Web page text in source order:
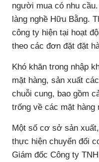
người mua có nhu
làng nghề Hữu Bằng.
công ty hiện tại hoạt
theo các đơn đặt đặt
Khó khăn trong nhập
mặt hàng, sản xuất
chuỗi cung, bao gồm
trống về các mặt
Một số cơ sở sản
thực hiện chuyển đổi
Giám đốc Công ty